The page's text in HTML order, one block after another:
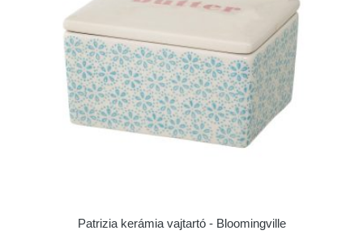
Patrizia kerámia vajtartó - Bloomingville